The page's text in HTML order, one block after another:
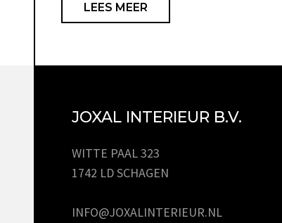
LEES MEER
JOXAL INTERIEUR B.V.
WITTE PAAL 323
1742 LD SCHAGEN
INFO@JOXALINTERIEUR.NL